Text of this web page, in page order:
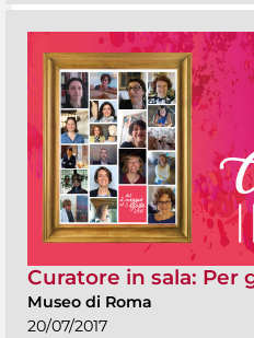
Curatore in sala: Per
Museo di Roma
20/07/2017